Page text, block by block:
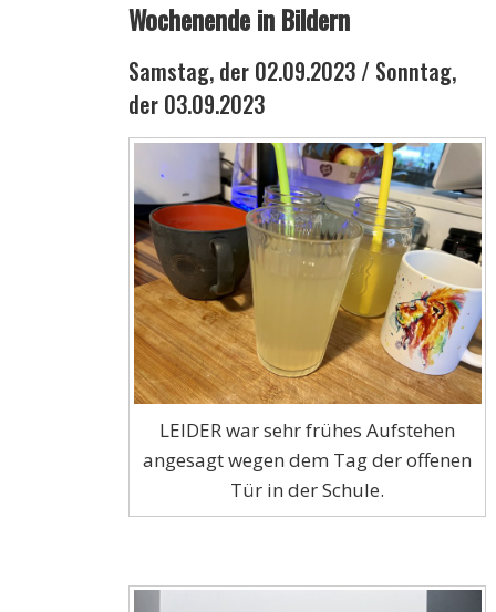
Wochenende in Bildern
Samstag, der 02.09.2023 / Sonntag,
der 03.09.2023
LEIDER war sehr frühes Aufstehen
angesagt wegen dem Tag der offenen
Tür in der Schule.